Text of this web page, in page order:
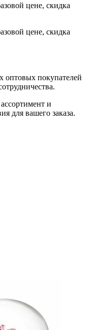
цене, скидка
цене, скидка
оптовых покупателей
и
для вашего заказа.